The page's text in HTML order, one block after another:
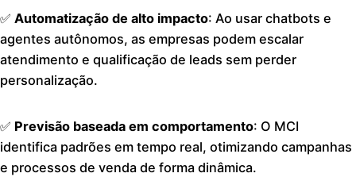
✅ Automatização de alto impacto: Ao usar chatbots e
agentes autônomos, as empresas podem escalar
atendimento e qualificação de leads sem perder
personalização.
✅ Previsão baseada em comportamento: O MCI
identifica padrões em tempo real, otimizando campanhas
e processos de venda de forma dinâmica.